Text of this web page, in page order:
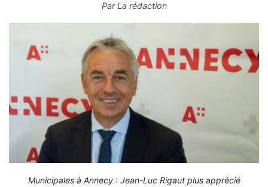
ParLa rédaction
Municipales à Annecy : Jean-Luc Rigaut plus apprécié